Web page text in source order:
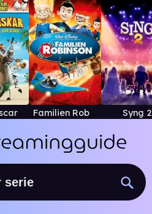
Madagascar (2005) Familien Robinson (no. versjon) Syng 2